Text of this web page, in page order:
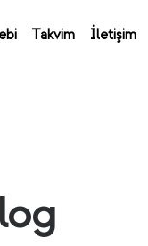
Takvim İletişim